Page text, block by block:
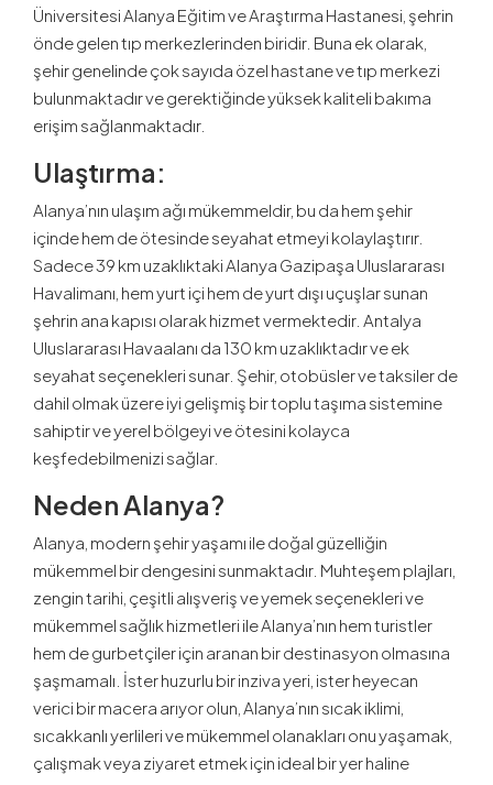
Üniversitesi Alanya Eğitim ve Araştırma Hastanesi, şehrin
önde gelen tıp merkezlerinden biridir. Buna ek olarak,
şehir genelinde çok sayıda özel hastane ve tıp merkezi
bulunmaktadır ve gerektiğinde yüksek kaliteli bakıma
erişim sağlanmaktadır.
Ulaştırma:
Alanya’nın ulaşım ağı mükemmeldir, bu da hem şehir
içinde hem de ötesinde seyahat etmeyi kolaylaştırır.
Sadece 39 km uzaklıktaki Alanya Gazipaşa Uluslararası
Havalimanı, hem yurt içi hem de yurt dışı uçuşlar sunan
şehrin ana kapısı olarak hizmet vermektedir. Antalya
Uluslararası Havaalanı da 130 km uzaklıktadır ve ek
seyahat seçenekleri sunar. Şehir, otobüsler ve taksiler de
dahil olmak üzere iyi gelişmiş bir toplu taşıma sistemine
sahiptir ve yerel bölgeyi ve ötesini kolayca
keşfedebilmenizi sağlar.
Neden Alanya?
Alanya, modern şehir yaşamı ile doğal güzelliğin
mükemmel bir dengesini sunmaktadır. Muhteşem plajları,
zengin tarihi, çeşitli alışveriş ve yemek seçenekleri ve
mükemmel sağlık hizmetleri ile Alanya’nın hem turistler
hem de gurbetçiler için aranan bir destinasyon olmasına
şaşmamalı. İster huzurlu bir inziva yeri, ister heyecan
verici bir macera arıyor olun, Alanya’nın sıcak iklimi,
sıcakkanlı yerlileri ve mükemmel olanakları onu yaşamak,
çalışmak veya ziyaret etmek için ideal bir yer haline